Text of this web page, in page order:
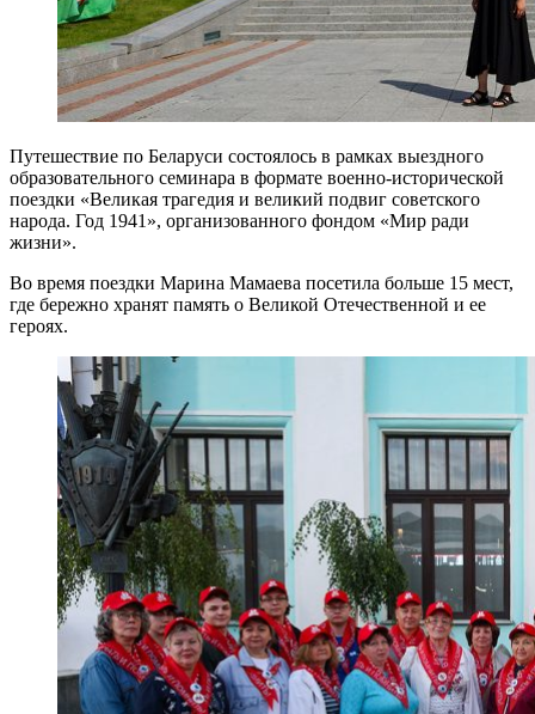
Путешествие по Беларуси состоялось в рамках выездного
образовательного семинара в формате военно-исторической
поездки «Великая трагедия и великий подвиг советского
народа. Год 1941», организованного фондом «Мир ради
жизни».
Во время поездки Марина Мамаева посетила больше 15 мест,
где бережно хранят память о Великой Отечественной и ее
героях.